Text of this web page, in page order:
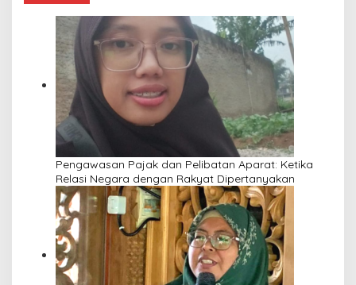
Pengawasan Pajak dan Pelibatan Aparat: Ketika
Relasi Negara dengan Rakyat Dipertanyakan